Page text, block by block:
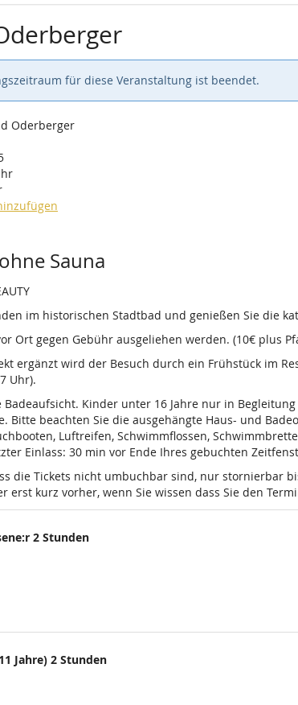
für diese Veranstaltung ist beendet.
Oderberger
Sauna
im historischen Stadtbad und genießen Sie die
Ort gegen Gebühr ausgeliehen werden. (10€ plus
ergänzt wird der Besuch durch ein Frühstück im
Uhr).
Badeaufsicht. Kinder unter 16 Jahre nur in Begleitung
Bitte beachten Sie die ausgehängte Haus- und
Luftreifen, Schwimmflossen,
Einlass: 30 min vor Ende Ihres gebuchten
die Tickets nicht umbuchbar sind, nur stornierbar
erst kurz vorher, wenn Sie wissen dass Sie den
2 Stunden
Jahre) 2 Stunden